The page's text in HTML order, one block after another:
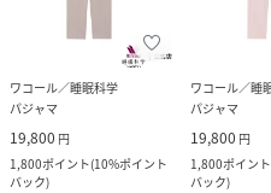
ワコール／睡眠科学
パジャマ
19,800 円
1,800ポイント(10%ポイント
バック)
ワコール／睡
パジャマ
19,800 円
1,800ポイント
バック)